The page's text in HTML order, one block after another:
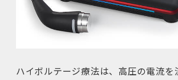
ハイボルテージ療法は、高圧の電流を